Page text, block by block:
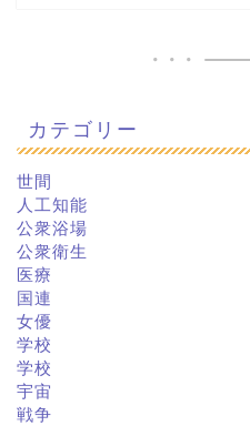
カテゴリー
世間
人工知能
公衆浴場
公衆衛生
医療
国連
女優
学校
学校
宇宙
戦争